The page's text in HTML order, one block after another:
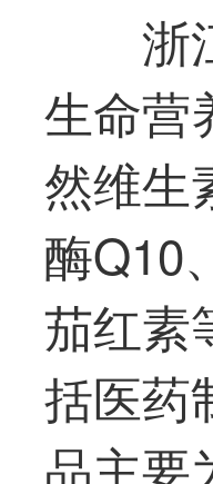
浙
生命营
然维生
酶Q10
茄红素
括医药
品主要